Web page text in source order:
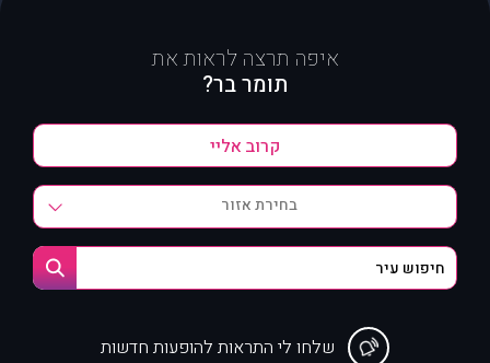
איפה תרצה לראות את
תומר בר?
בחירת אזור
שלחו לי התראות להופעות חדשות